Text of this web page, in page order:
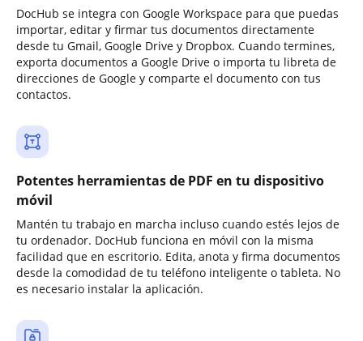
DocHub se integra con Google Workspace para que puedas
importar, editar y firmar tus documentos directamente
desde tu Gmail, Google Drive y Dropbox. Cuando termines,
exporta documentos a Google Drive o importa tu libreta de
direcciones de Google y comparte el documento con tus
contactos.
Potentes herramientas de PDF en tu dispositivo
móvil
Mantén tu trabajo en marcha incluso cuando estés lejos de
tu ordenador. DocHub funciona en móvil con la misma
facilidad que en escritorio. Edita, anota y firma documentos
desde la comodidad de tu teléfono inteligente o tableta. No
es necesario instalar la aplicación.